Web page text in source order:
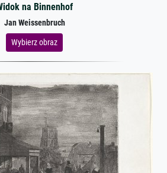
na Binnenhof
Jan Weissenbruch
Wybierz obraz